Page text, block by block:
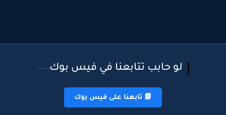
لو حابب تتابعنا في فيس بوك
📘 تابعنا على فيس بوك